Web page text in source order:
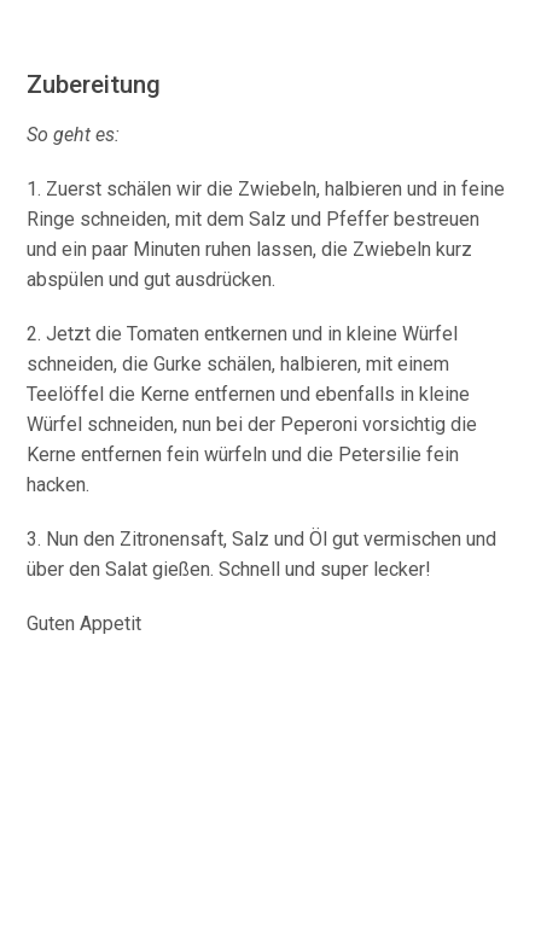
Zubereitung
So geht es:
1. Zuerst schälen wir die Zwiebeln, halbieren und in feine
Ringe schneiden, mit dem Salz und Pfeffer bestreuen
und ein paar Minuten ruhen lassen, die Zwiebeln kurz
abspülen und gut ausdrücken.
2. Jetzt die Tomaten entkernen und in kleine Würfel
schneiden, die Gurke schälen, halbieren, mit einem
Teelöffel die Kerne entfernen und ebenfalls in kleine
Würfel schneiden, nun bei der Peperoni vorsichtig die
Kerne entfernen fein würfeln und die Petersilie fein
hacken.
3. Nun den Zitronensaft, Salz und Öl gut vermischen und
über den Salat gießen. Schnell und super lecker!
Guten Appetit